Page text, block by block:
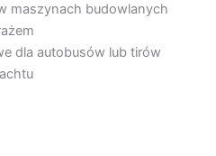
maszynach budowlanych
dla autobusów lub tirów